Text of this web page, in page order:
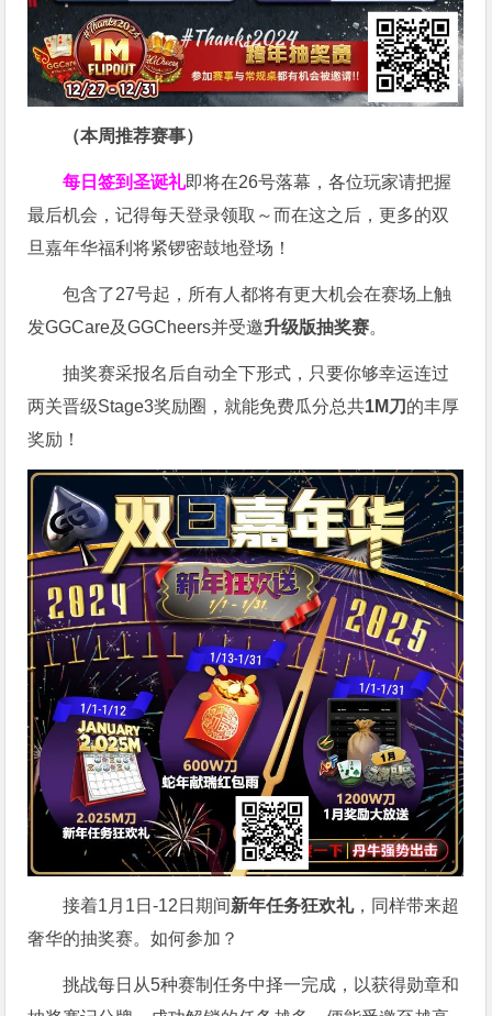
（本周推荐赛事）
每日签到圣诞礼即将在26号落幕，各位玩家请把握
最后机会，记得每天登录领取～而在这之后，更多的双
旦嘉年华福利将紧锣密鼓地登场！
包含了27号起，所有人都将有更大机会在赛场上触
发GGCare及GGCheers并受邀升级版抽奖赛。
抽奖赛采报名后自动全下形式，只要你够幸运连过
两关晋级Stage3奖励圈，就能免费瓜分总共1M刀 的丰厚
奖励！
接着1月1日-12日期间新年任务狂欢礼，同样带来超
奢华的抽奖赛。如何参加？
挑战每日从5种赛制任务中择一完成，以获得勋章和